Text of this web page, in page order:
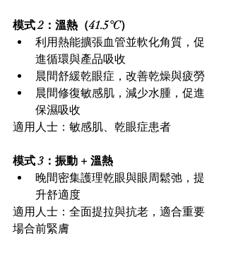
模式 2：溫熱（41.5°C）
利用熱能擴張血管並軟化角質，促
進循環與產品吸收
晨間舒緩乾眼症，改善乾燥與疲勞
晨間修復敏感肌，減少水腫，促進
保濕吸收
適用人士：敏感肌、乾眼症患者
模式 3：振動 + 溫熱
晚間密集護理乾眼與眼周鬆弛，提
升舒適度
適用人士：全面提拉與抗老，適合重要
場合前緊膚